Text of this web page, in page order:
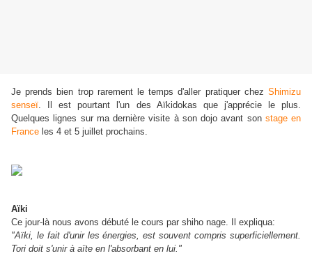
Je prends bien trop rarement le temps d'aller pratiquer chez Shimizu
senseï. Il est pourtant l'un des Aïkidokas que j'apprécie le plus.
Quelques lignes sur ma dernière visite à son dojo avant son stage en
France les 4 et 5 juillet prochains.
Aïki
Ce jour-là nous avons débuté le cours par shiho nage. Il expliqua:
"Aïki, le fait d'unir les énergies, est souvent compris superficiellement.
Tori doit s'unir à aïte en l'absorbant en lui."